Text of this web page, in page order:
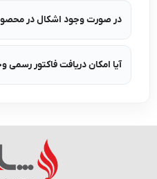
در صورت وجود اشکال در محصول، چه
آیا امکان دریافت فاکتور رسمی وجود